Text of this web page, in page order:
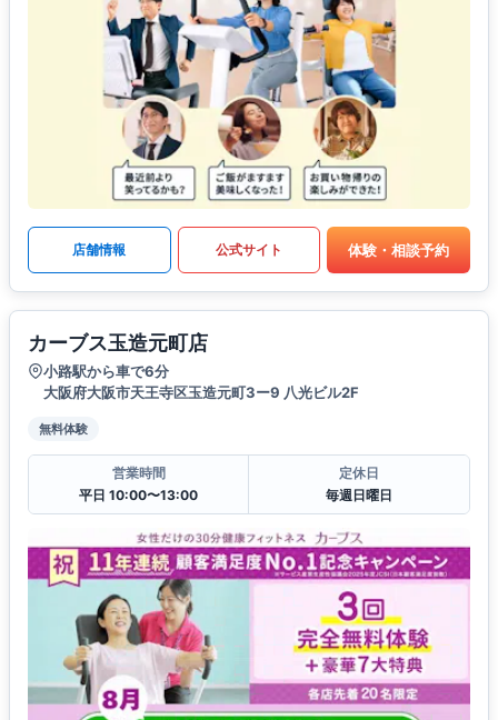
店舗情報 公式サイト 体験・相談予約
カーブス玉造元町店
小路駅から車で6分
大阪府大阪市天王寺区玉造元町3ー9 八光ビル2F
無料体験
営業時間
平日 10:00〜13:00
定休日
毎週日曜日